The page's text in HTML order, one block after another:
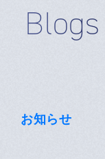
Blogs
お知らせ